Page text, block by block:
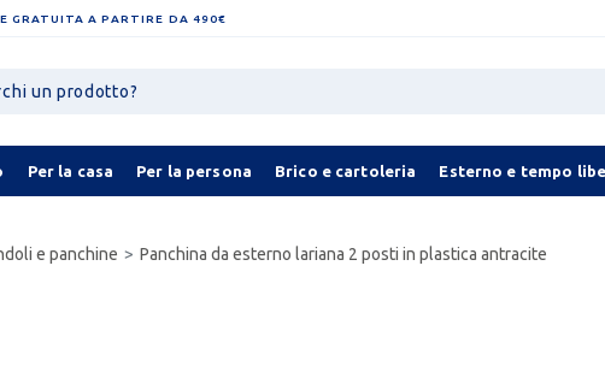
GRATUITA A PARTIRE DA 490€
Per la casa Per la persona Brico e cartoleria Esterno e tempo
e panchine Panchina da esterno lariana 2 posti in plastica antracite